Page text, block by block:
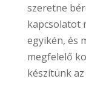
szeretne
kapcsolatot
egyikén, és
megfelelő
készítünk